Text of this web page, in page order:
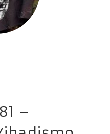
–